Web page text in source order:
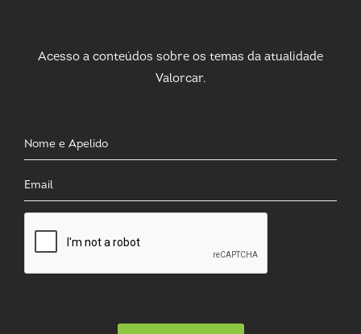
Acesso a conteúdos sobre os temas da atualidade
Valorcar.